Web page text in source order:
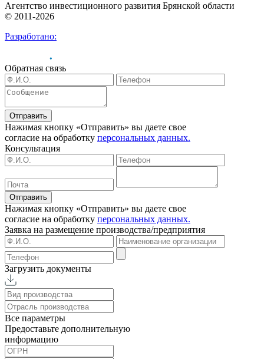
Агентство инвестиционного развития Брянской области
© 2011-2026
Разработано:
Обратная связь
Отправить
Нажимая кнопку «Отправить» вы даете свое
согласие на обработку персональных данных.
Консультация
Отправить
Нажимая кнопку «Отправить» вы даете свое
согласие на обработку персональных данных.
Заявка на размещение производства/предприятия
Загрузить документы
Все параметры
Предоставьте дополнительную
информацию